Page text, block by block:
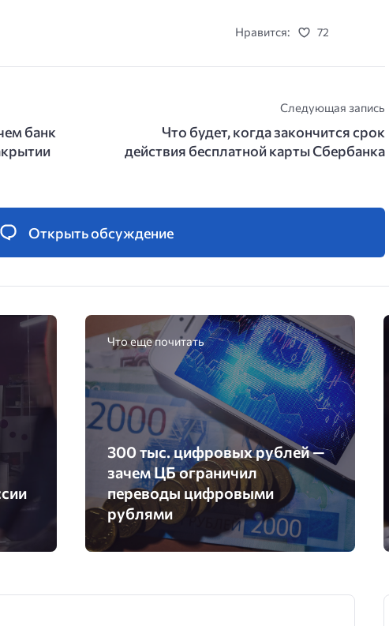
Нравится:
72
банк
Следующая запись
Что будет, когда закончится срок
действия бесплатной карты Сбербанка
Открыть обсуждение
Что еще почитать
300 тыс. цифровых рублей —
зачем ЦБ ограничил
переводы цифровыми
рублями